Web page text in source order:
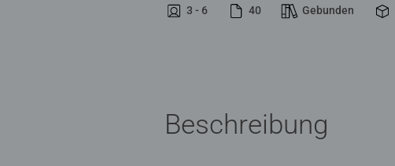
3 - 6 40 Gebunden
Beschreibung